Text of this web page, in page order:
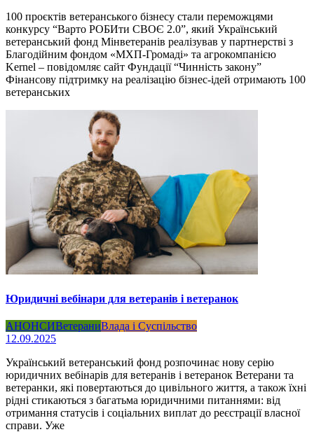
100 проєктів ветеранського бізнесу стали переможцями
конкурсу “Варто РОБИти СВОЄ 2.0”, який Український
ветеранський фонд Мінветеранів реалізував у партнерстві з
Благодійним фондом «МХП-Громаді» та агрокомпанією
Kernel – повідомляє сайт Фундації “Чинність закону”
Фінансову підтримку на реалізацію бізнес-ідей отримають 100
ветеранських
Юридичні вебінари для ветеранів і ветеранок
АНОНСИВетераниВлада і Суспільство
12.09.2025
Український ветеранський фонд розпочинає нову серію
юридичних вебінарів для ветеранів і ветеранок Ветерани та
ветеранки, які повертаються до цивільного життя, а також їхні
рідні стикаються з багатьма юридичними питаннями: від
отримання статусів і соціальних виплат до реєстрації власної
справи. Уже